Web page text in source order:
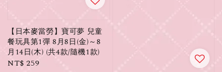
【日本麥當勞】寶可夢 兒童
餐玩具第1彈 8月8日(金)～8
月14日(木) (共4款/隨機1款)
Regular
NT$ 259